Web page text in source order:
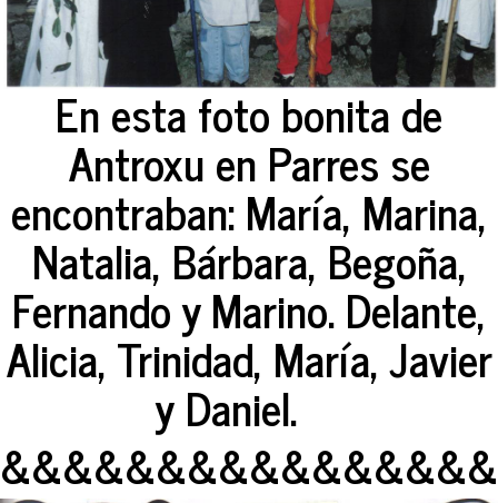
En esta foto bonita de
Antroxu en Parres se
encontraban: María, Marina,
Natalia, Bárbara, Begoña,
Fernando y Marino. Delante,
Alicia, Trinidad, María, Javier
y Daniel.